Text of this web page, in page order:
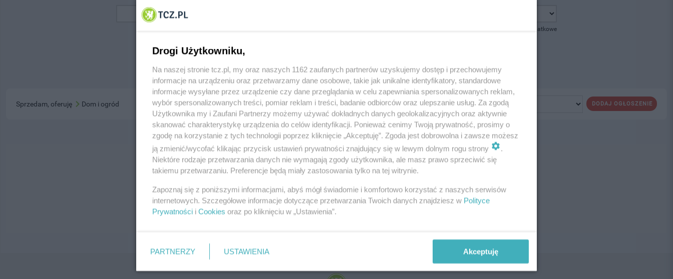
pokaż opcje dodatkowe
DODAJ OGŁOSZENIE
Sprzedam, oferuję Dom i ogród
Wybrane ogłoszenie nie istnieje lub nie jest jeszcze aktywne!
Drogi Użytkowniku,
Na naszej stronie tcz.pl, my oraz naszych 1162 zaufanych partnerów uzyskujemy dostęp i przechowujemy
informacje na urządzeniu oraz przetwarzamy dane osobowe, takie jak unikalne identyfikatory, standardowe
informacje wysyłane przez urządzenie czy dane przeglądania w celu zapewniania spersonalizowanych reklam,
wybór spersonalizowanych treści, pomiar reklam i treści, badanie odbiorców oraz ulepszanie usług. Za zgodą
Użytkownika my i Zaufani Partnerzy możemy używać dokładnych danych geolokalizacyjnych oraz aktywnie
skanować charakterystykę urządzenia do celów identyfikacji. Ponieważ cenimy Twoją prywatność, prosimy o
zgodę na korzystanie z tych technologii poprzez kliknięcie „Akceptuję”. Zgoda jest dobrowolna i zawsze możesz
ją zmienić/wycofać klikając przycisk ustawień prywatności znajdujący się w lewym dolnym rogu strony
.
Niektóre rodzaje przetwarzania danych nie wymagają zgody użytkownika, ale masz prawo sprzeciwić się
takiemu przetwarzaniu. Preferencje będą miały zastosowania tylko na tej witrynie.
Zapoznaj się z poniższymi informacjami, abyś mógł świadomie i komfortowo korzystać z naszych serwisów
internetowych. Szczegółowe informacje dotyczące przetwarzania Twoich danych znajdziesz w Polityce
Prywatności i Cookies oraz po kliknięciu w „Ustawienia”.
PARTNERZY USTAWIENIA Akceptuję